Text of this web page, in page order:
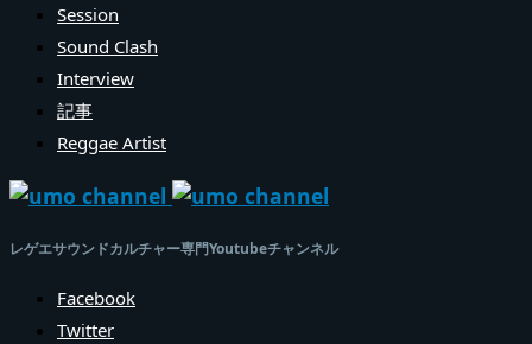
Session
Sound Clash
Interview
記事
Reggae Artist
レゲエサウンドカルチャー専門Youtubeチャンネル
Facebook
Twitter